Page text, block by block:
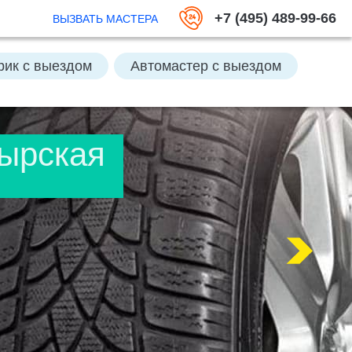
ВЫЗВАТЬ МАСТЕРА +7 (495) 489-99-66
с выездом Автомастер с выездом
аккумулятор
Отключить Great Guard
Заменить колесо
Открыть багажник Подвезти бензин